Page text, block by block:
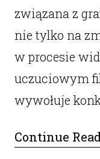
związana z
nie tylko na
w procesie
uczuciowym
wywołuje
Continue